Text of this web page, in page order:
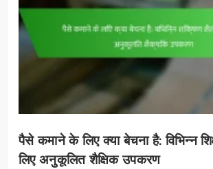
पैसे कमाने के लिए क्या बेचना है: विभिन्न
लिए अनुकूलित शैक्षिक उपकरण